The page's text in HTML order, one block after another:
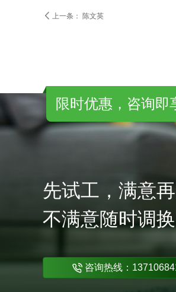
 上一条： 陈文英
限时优惠，咨询即
先试工，满意
不满意随时调换
咨询热线：